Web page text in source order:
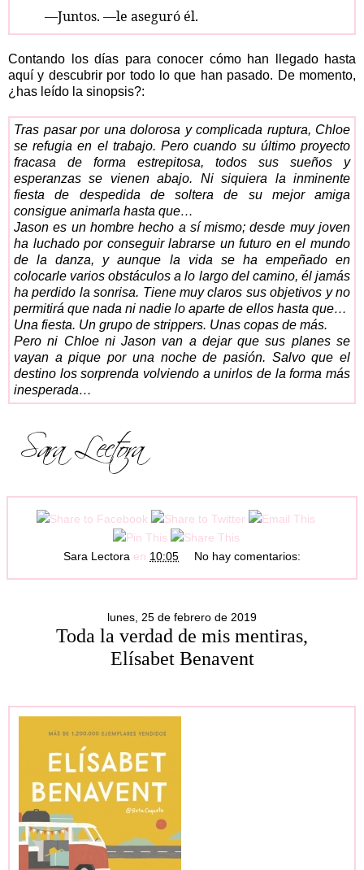
—Juntos. —le aseguró él.
Contando los días para conocer cómo han llegado hasta
aquí y descubrir por todo lo que han pasado. De momento,
¿has leído la sinopsis?:
Tras pasar por una dolorosa y complicada ruptura, Chloe
se refugia en el trabajo. Pero cuando su último proyecto
fracasa de forma estrepitosa, todos sus sueños y
esperanzas se vienen abajo. Ni siquiera la inminente
fiesta de despedida de soltera de su mejor amiga
consigue animarla hasta que…
Jason es un hombre hecho a sí mismo; desde muy joven
ha luchado por conseguir labrarse un futuro en el mundo
de la danza, y aunque la vida se ha empeñado en
colocarle varios obstáculos a lo largo del camino, él jamás
ha perdido la sonrisa. Tiene muy claros sus objetivos y no
permitirá que nada ni nadie lo aparte de ellos hasta que…
Una fiesta. Un grupo de strippers. Unas copas de más.
Pero ni Chloe ni Jason van a dejar que sus planes se
vayan a pique por una noche de pasión. Salvo que el
destino los sorprenda volviendo a unirlos de la forma más
inesperada…
Sara Lectora en 10:05 No hay comentarios:
lunes, 25 de febrero de 2019
Toda la verdad de mis mentiras,
Elísabet Benavent